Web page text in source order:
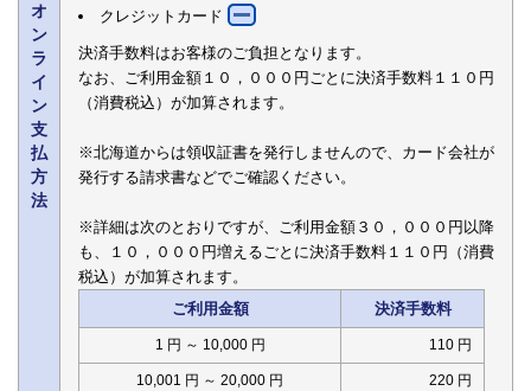
オ
ン
ラ
イ
ン
支
払
方
法
クレジットカード
決済手数料はお客様のご負担となります。
なお、ご利用金額１０，０００円ごとに決済手数料１１０円
（消費税込）が加算されます。
※北海道からは領収証書を発行しませんので、カード会社が
発行する請求書などでご確認ください。
※詳細は次のとおりですが、ご利用金額３０，０００円以降
も、１０，０００円増えるごとに決済手数料１１０円（消費
税込）が加算されます。
ご利用金額
決済手数料
1 円 ～ 10,000 円 110 円
10,001 円 ～ 20,000 円 220 円